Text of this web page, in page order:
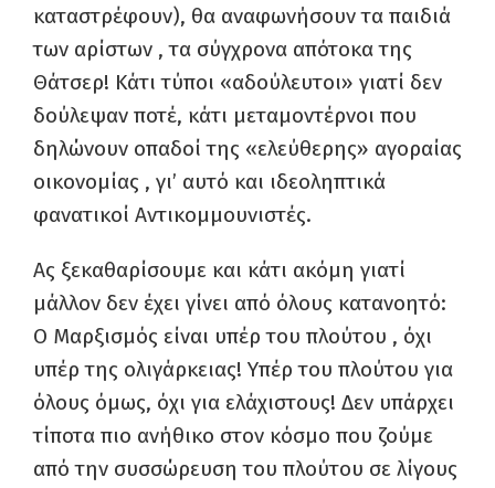
καταστρέφουν), θα αναφωνήσουν τα παιδιά
των αρίστων , τα σύγχρονα απότοκα της
Θάτσερ! Κάτι τύποι «αδούλευτοι» γιατί δεν
δούλεψαν ποτέ, κάτι μεταμοντέρνοι που
δηλώνουν οπαδοί της «ελεύθερης» αγοραίας
οικονομίας , γι’ αυτό και ιδεοληπτικά
φανατικοί Αντικομμουνιστές.
Ας ξεκαθαρίσουμε και κάτι ακόμη γιατί
μάλλον δεν έχει γίνει από όλους κατανοητό:
Ο Μαρξισμός είναι υπέρ του πλούτου , όχι
υπέρ της ολιγάρκειας! Υπέρ του πλούτου για
όλους όμως, όχι για ελάχιστους! Δεν υπάρχει
τίποτα πιο ανήθικο στον κόσμο που ζούμε
από την συσσώρευση του πλούτου σε λίγους